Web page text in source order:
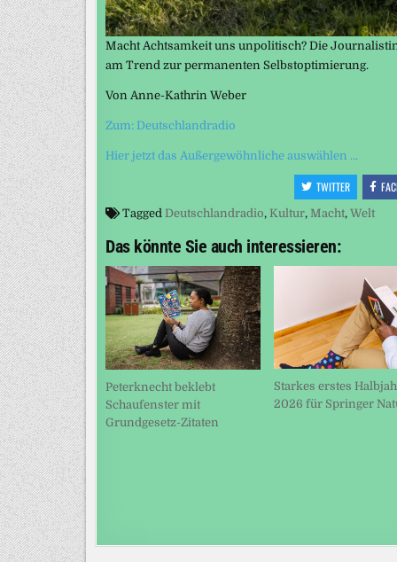
Macht Achtsamkeit uns unpolitisch? Die
am Trend zur permanenten Selbstoptimierung.
Von Anne-Kathrin Weber
Zum: Deutschlandradio
Hier jetzt das Außergewöhnliche auswählen …
TWITTER
Tagged Deutschlandradio, Kultur, Macht, Welt
Das könnte Sie auch interessieren:
Peterknecht beklebt
Schaufenster mit
Grundgesetz-Zitaten
Starkes erstes
2026 für Springer